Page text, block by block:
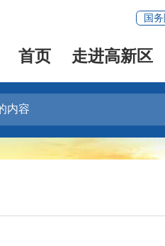
国
首页 走进高新区